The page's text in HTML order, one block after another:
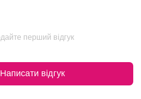
перший відгук
Написати відгук